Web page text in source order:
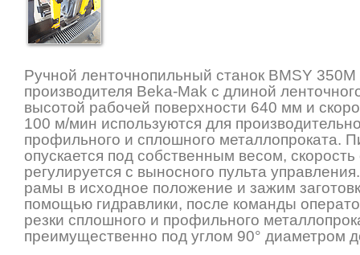
Ручной ленточнопильный станок BMSY 350M
производителя Beka-Mak с длиной
высотой рабочей поверхности 640 мм и
100 м/мин используются для
профильного и сплошного металлопроката.
опускается под собственным весом, скорость
регулируется с выносного пульта
рамы в исходное положение и зажим
помощью гидравлики, после команды
резки сплошного и профильного
преимущественно под углом 90° диаметром